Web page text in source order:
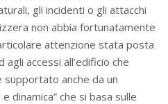
gli incidenti o gli attacchi
non abbia fortunatamente
attenzione stata posta
accessi all’edificio che
anche da un
dinamica” che si basa sulle